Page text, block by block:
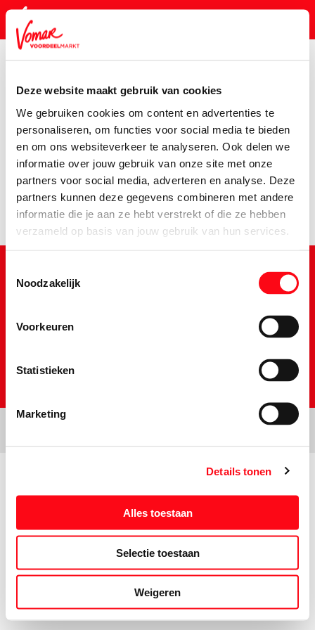
Deze website maakt gebruik van cookies
We gebruiken cookies om content en advertenties te
personaliseren, om functies voor social media te bieden
en om ons websiteverkeer te analyseren. Ook delen we
informatie over jouw gebruik van onze site met onze
partners voor social media, adverteren en analyse. Deze
partners kunnen deze gegevens combineren met andere
informatie die je aan ze hebt verstrekt of die ze hebben
verzameld op basis van jouw gebruik van hun services.
Noodzakelijk
Voorkeuren
Statistieken
Marketing
Details tonen
Alles toestaan
Selectie toestaan
Weigeren
KIK-kaart
Pincode vergeten
Persoonlijk KIK-account
Assortiment Huishouden Schoonmaakmiddelen
Er is een fout opgetreden
We hebben het product niet kunnen vinden.
Prijs- en tekstwijzigingen onder voorbehoud. Aanbiedingen op deze